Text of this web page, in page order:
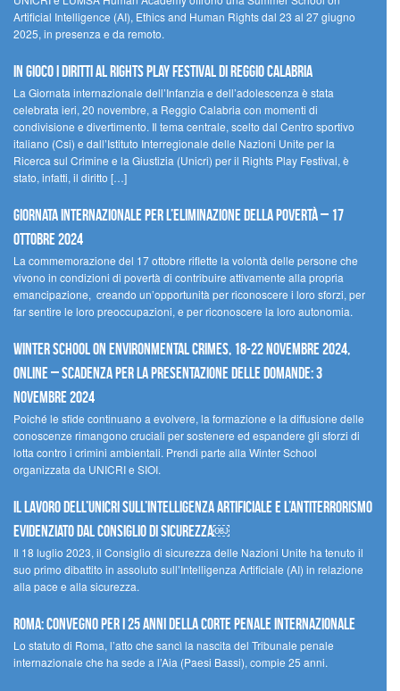
Artificial Intelligence (AI), Ethics and Human Rights dal 23 al 27 giugno
2025, in presenza e da remoto.
In gioco i diritti al Rights Play Festival di Reggio Calabria
La Giornata internazionale dell’Infanzia e dell’adolescenza è stata
celebrata ieri, 20 novembre, a Reggio Calabria con momenti di
condivisione e divertimento. Il tema centrale, scelto dal Centro sportivo
italiano (Csi) e dall’Istituto Interregionale delle Nazioni Unite per la
Ricerca sul Crimine e la Giustizia (Unicri) per il Rights Play Festival, è
stato, infatti, il diritto […]
Giornata internazionale per l’eliminazione della povertà – 17
ottobre 2024
La commemorazione del 17 ottobre riflette la volontà delle persone che
vivono in condizioni di povertà di contribuire attivamente alla propria
emancipazione, creando un’opportunità per riconoscere i loro sforzi, per
far sentire le loro preoccupazioni, e per riconoscere la loro autonomia.
Winter School on Environmental Crimes, 18-22 novembre 2024,
Online – Scadenza per la presentazione delle domande: 3
novembre 2024
Poiché le sfide continuano a evolvere, la formazione e la diffusione delle
conoscenze rimangono cruciali per sostenere ed espandere gli sforzi di
lotta contro i crimini ambientali. Prendi parte alla Winter School
organizzata da UNICRI e SIOI.
Il lavoro dell’UNICRI sull’intelligenza artificiale e l’antiterrorismo
evidenziato dal Consiglio di Sicurezza￼
Il 18 luglio 2023, il Consiglio di sicurezza delle Nazioni Unite ha tenuto il
suo primo dibattito in assoluto sull’Intelligenza Artificiale (AI) in relazione
alla pace e alla sicurezza.
Roma: convegno per i 25 anni della Corte penale internazionale
Lo statuto di Roma, l’atto che sancì la nascita del Tribunale penale
internazionale che ha sede a l’Aia (Paesi Bassi), compie 25 anni.